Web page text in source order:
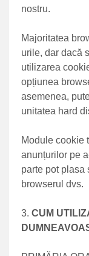
nostru.
Majoritatea
urile, dar dacă
utilizarea
opțiunea
asemenea,
unitatea hard
Module cookie
anunțurilor pe
parte pot plasa
browserul dvs.
CUM